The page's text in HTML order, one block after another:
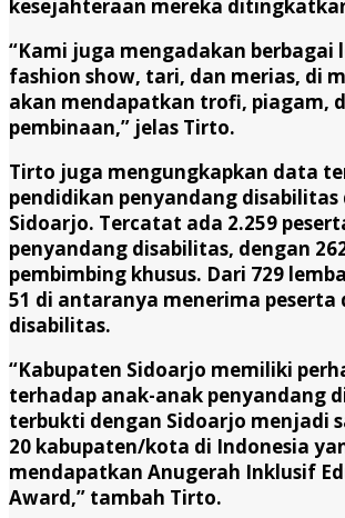
kesejahteraan mereka
“Kami juga mengadakan berbagai
fashion show, tari, dan merias, di
akan mendapatkan trofi, piagam,
pembinaan,” jelas Tirto.
Tirto juga mengungkapkan data
pendidikan penyandang disabilitas
Sidoarjo. Tercatat ada 2.259
penyandang disabilitas, dengan
pembimbing khusus. Dari 729
51 di antaranya menerima peserta
disabilitas.
“Kabupaten Sidoarjo memiliki
terhadap anak-anak penyandang
terbukti dengan Sidoarjo menjadi
20 kabupaten/kota di Indonesia
mendapatkan Anugerah Inklusif
Award,” tambah Tirto.